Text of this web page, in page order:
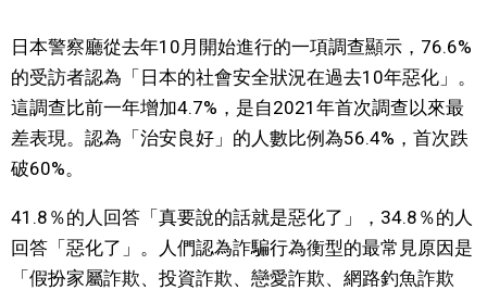
視覺日本
臺灣香港
人物訪談 official SNS
日本警察廳從去年10月開始進行的一項調查顯示，76.6%
的受訪者認為「日本的社會安全狀況在過去10年惡化」。
這調查比前一年增加4.7%，是自2021年首次調查以來最
差表現。認為「治安良好」的人數比例為56.4%，首次跌
破60%。
41.8％的人回答「真要說的話就是惡化了」，34.8％的人
回答「惡化了」。人們認為詐騙行為衡型的最常見原因是
「假扮家屬詐欺、投資詐欺、戀愛詐欺、網路釣魚詐欺